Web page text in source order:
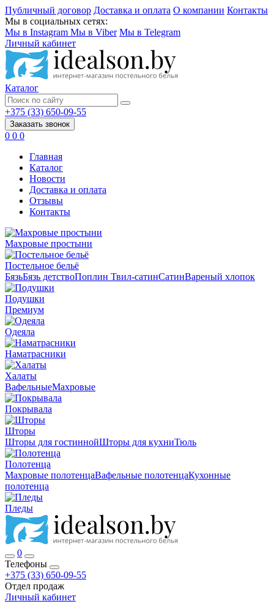
Публичный договор Доставка и оплата О компании Контакты
Мы в социальных сетях:
Мы в Instagram Мы в Viber Мы в Telegram
Личный кабинет
Каталог
+375 (33) 650-09-55
Заказать звонок
0 0 0
Главная
Каталог
Новости
Доставка и оплата
Отзывы
Контакты
Махровые простыни
Постельное бельё
БязьБязь детствоПоплин Твил-сатинСатинВареный хлопок
Подушки
Премиум
Одеяла
Наматрасники
Халаты
ВафельныеМахровые
Покрывала
Шторы
Шторы для гостиннойШторы для кухниТюль
Полотенца
Махровые полотенцаВафельные полотенцаКухонные
полотенца
Пледы
0
Телефоны
+375 (33) 650-09-55
Отдел продаж
Личный кабинет